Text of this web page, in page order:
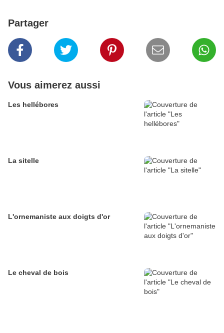
Partager
Vous aimerez aussi
Les hellébores
La sitelle
L'ornemaniste aux doigts d'or
Le cheval de bois